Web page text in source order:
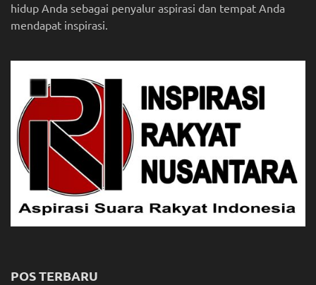
hidup Anda sebagai penyalur aspirasi dan tempat Anda
mendapat inspirasi.
POS TERBARU